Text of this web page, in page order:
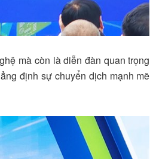
mà còn là diễn đàn quan trọng
định sự chuyển dịch mạnh mẽ